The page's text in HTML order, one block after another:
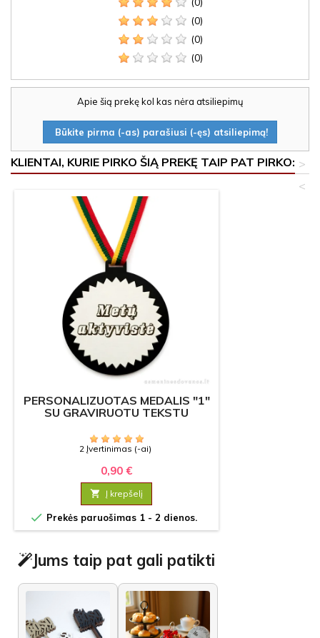
(0)
(0)
(0)
Apie šią prekę kol kas nėra atsiliepimų
Būkite pirma (-as) parašiusi (-ęs) atsiliepimą!
KLIENTAI, KURIE PIRKO ŠIĄ PREKĘ TAIP PAT PIRKO: >
<
PERSONALIZUOTAS MEDALIS "1"
SU GRAVIRUOTU TEKSTU
2 Įvertinimas (-ai)
0,90 €
 Į krepšelį
 Prekės paruošimas 1 - 2 dienos.
Jums taip pat gali patikti